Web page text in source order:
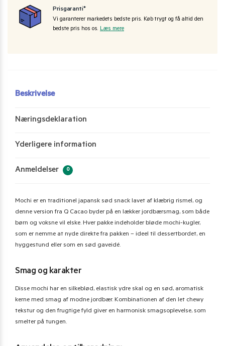
Prisgaranti*
Vi garanterer markedets bedste pris. Køb trygt og få altid den
bedste pris hos os. Læs mere
Beskrivelse
Næringsdeklaration
Yderligere information
Anmeldelser 0
Mochi er en traditionel japansk sød snack lavet af klæbrig rismel, og
denne version fra Q Cacao byder på en lækker jordbærsmag, som både
børn og voksne vil elske. Hver pakke indeholder bløde mochi-kugler,
som er nemme at nyde direkte fra pakken – ideel til dessertbordet, en
hyggestund eller som en sød gaveidé.
Smag og karakter
Disse mochi har en silkeblød, elastisk ydre skal og en sød, aromatisk
kerne med smag af modne jordbær. Kombinationen af den let chewy
tekstur og den frugtige fyld giver en harmonisk smagsoplevelse, som
smelter på tungen.